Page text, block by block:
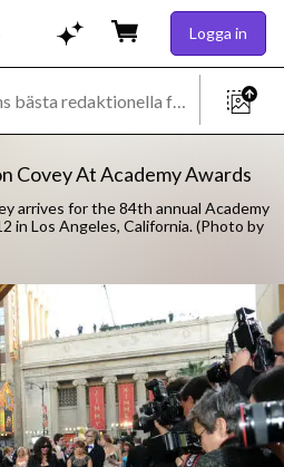
Logga in
Covey At Academy Awards
arrives for the 84th annual Academy
in Los Angeles, California. (Photo by